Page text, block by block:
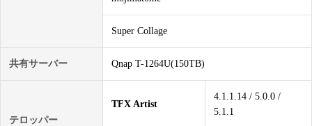
Super Collage
共有サーバー Qnap T-1264U(150TB)
テロッパー
TFX Artist
4.1.1.14 / 5.0.0 /
5.1.1